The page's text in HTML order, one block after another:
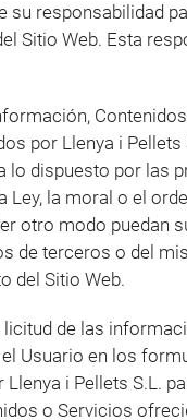
su responsabilidad
Sitio Web. Esta
por Llenya i Pellets
lo dispuesto por las
Ley, la moral o el
otro modo puedan
de terceros o del
del Sitio Web.
Usuario en los
Llenya i Pellets S.L.
o Servicios